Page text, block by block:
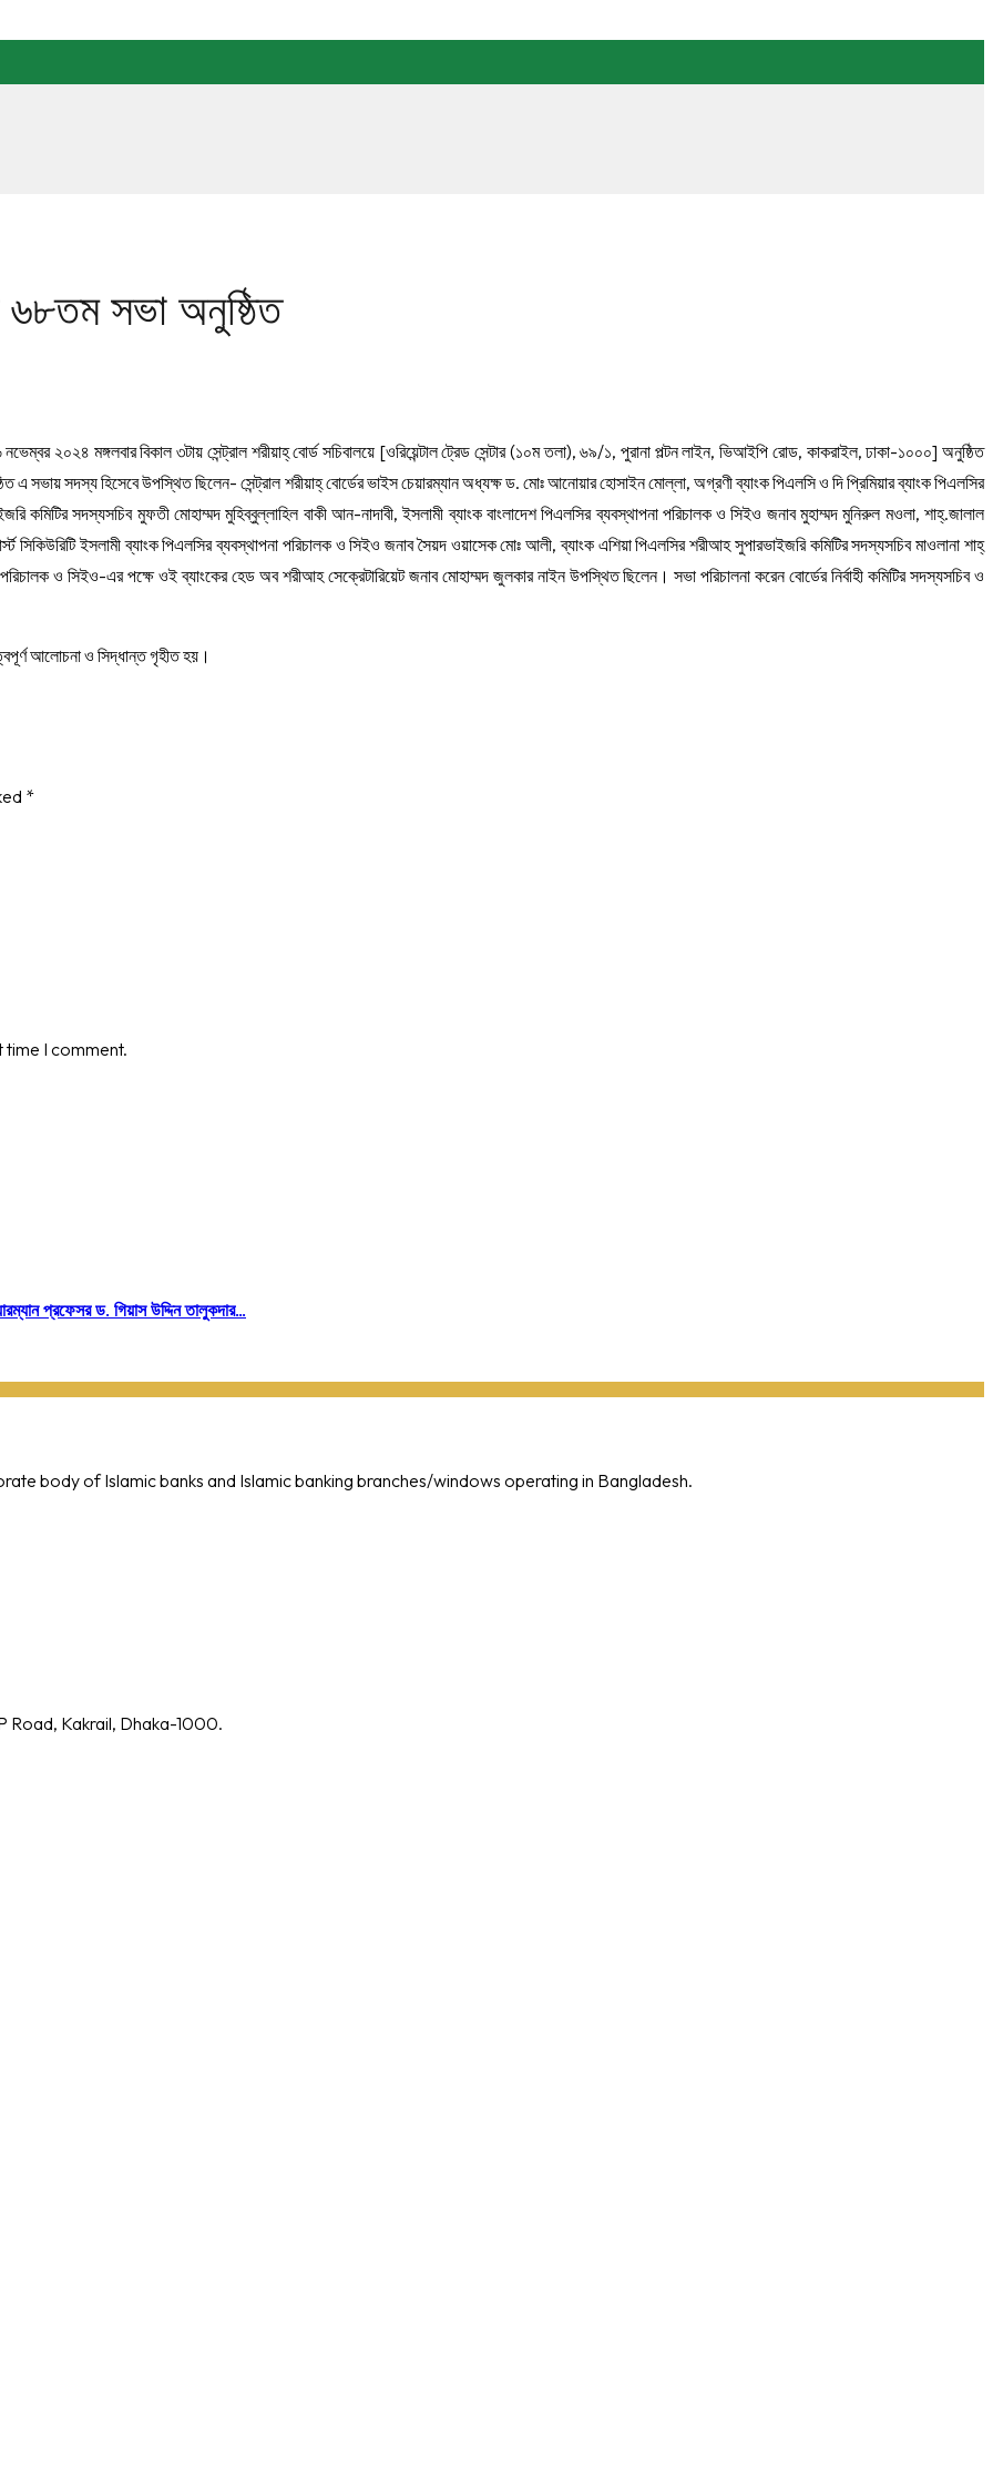
৬৮তম সভা অনুষ্ঠিত
নভেম্বর ২০২৪ মঙ্গলবার বিকাল ৩টায় সেন্ট্রাল শরীয়াহ্ বোর্ড সচিবালয়ে [ওরিয়েন্টাল ট্রেড সেন্টার (১০ম তলা), ৬৯/১, পুরানা পল্টন লাইন, ভিআইপি রোড, কাকরাইল, ঢাকা-১০০০] অনুষ্ঠিত
এ সভায় সদস্য হিসেবে উপস্থিত ছিলেন- সেন্ট্রাল শরীয়াহ্ বোর্ডের ভাইস চেয়ারম্যান অধ্যক্ষ ড. মোঃ আনোয়ার হোসাইন মোল্লা, অগ্রণী ব্যাংক পিএলসি ও দি প্রিমিয়ার ব্যাংক পিএলসির
কমিটির সদস্যসচিব মুফতী মোহাম্মদ মুহিব্বুল্লাহিল বাকী আন-নাদাবী, ইসলামী ব্যাংক বাংলাদেশ পিএলসির ব্যবস্থাপনা পরিচালক ও সিইও জনাব মুহাম্মদ মুনিরুল মওলা, শাহ্.জালাল
সিকিউরিটি ইসলামী ব্যাংক পিএলসির ব্যবস্থাপনা পরিচালক ও সিইও জনাব সৈয়দ ওয়াসেক মোঃ আলী, ব্যাংক এশিয়া পিএলসির শরীআহ সুপারভাইজরি কমিটির সদস্যসচিব মাওলানা শাহ্
ও সিইও-এর পক্ষে ওই ব্যাংকের হেড অব শরীআহ সেক্রেটারিয়েট জনাব মোহাম্মদ জুলকার নাইন উপস্থিত ছিলেন। সভা পরিচালনা করেন বোর্ডের নির্বাহী কমিটির সদস্যসচিব ও
আলোচনা ও সিদ্ধান্ত গৃহীত হয়।
*
time I comment.
প্রফেসর ড. গিয়াস উদ্দিন তালুকদার…
body of Islamic banks and Islamic banking branches/windows operating in Bangladesh.
Road, Kakrail, Dhaka-1000.